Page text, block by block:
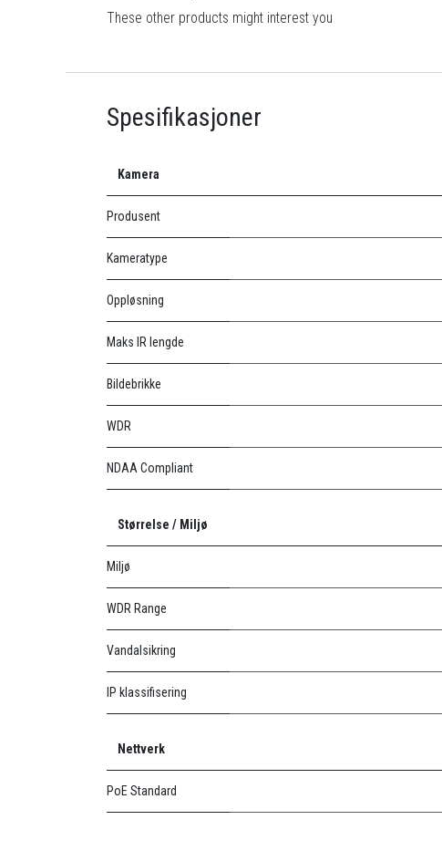
These other products might interest you
Spesifikasjoner
Kamera
Produsent
Kameratype
Oppløsning
Maks IR lengde
Bildebrikke
WDR
NDAA Compliant
Størrelse / Miljø
Miljø
WDR Range
Vandalsikring
IP klassifisering
Nettverk
PoE Standard